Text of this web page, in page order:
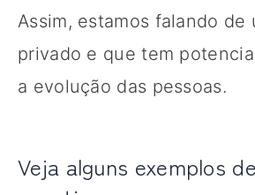
Assim, estamos falando de
privado e que tem
a evolução das pessoas.
Veja alguns exemplos